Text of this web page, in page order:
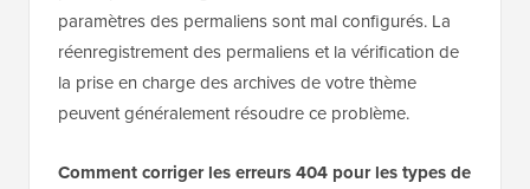
paramètres des permaliens sont mal configurés. La
réenregistrement des permaliens et la vérification de
la prise en charge des archives de votre thème
peuvent généralement résoudre ce problème.
Comment corriger les erreurs 404 pour les types de